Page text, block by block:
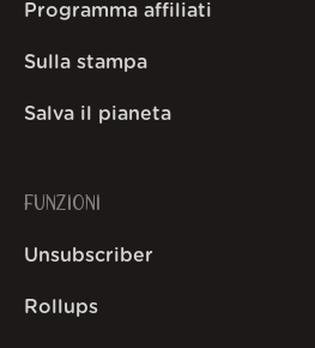
Programma affiliati
Sulla stampa
Salva il pianeta
FUNZIONI
Unsubscriber
Rollups